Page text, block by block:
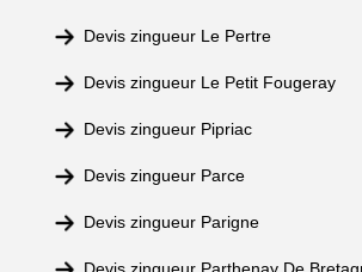
Devis zingueur Le Pertre
Devis zingueur Le Petit Fougeray
Devis zingueur Pipriac
Devis zingueur Parce
Devis zingueur Parigne